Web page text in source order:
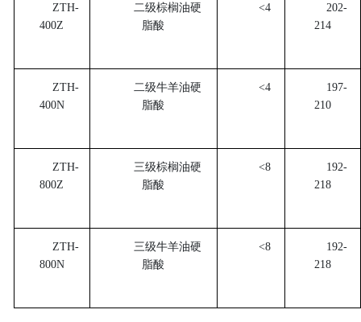
ZTH-
400Z
二级棕榈油硬
脂酸
<4
202-
214
ZTH-
400N
二级牛羊油硬
脂酸
<4
197-
210
ZTH-
800Z
三级棕榈油硬
脂酸
<8
192-
218
ZTH-
800N
三级牛羊油硬
脂酸
<8
192-
218